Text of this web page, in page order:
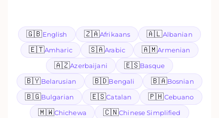
🇬🇧English 🇿🇦Afrikaans 🇦🇱Albanian
🇪🇹Amharic 🇸🇦Arabic 🇦🇲Armenian
🇦🇿Azerbaijani 🇪🇸Basque
🇧🇾Belarusian 🇧🇩Bengali 🇧🇦Bosnian
🇧🇬Bulgarian 🇪🇸Catalan 🇵🇭Cebuano
🇲🇼Chichewa 🇨🇳Chinese Simplified